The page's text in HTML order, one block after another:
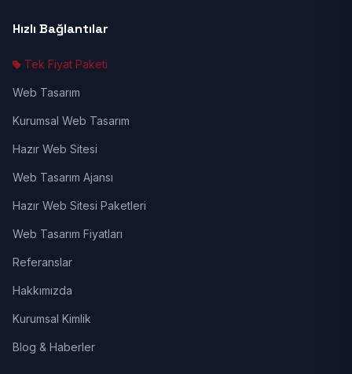
Hızlı Bağlantılar
Tek Fiyat Paketi
Web Tasarım
Kurumsal Web Tasarım
Hazır Web Sitesi
Web Tasarım Ajansı
Hazır Web Sitesi Paketleri
Web Tasarım Fiyatları
Referanslar
Hakkımızda
Kurumsal Kimlik
Blog & Haberler